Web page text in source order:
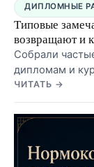
ДИПЛОМНЫЕ
Типовые
возвращают и
Собрали
дипломам и
нумерация,
и порядок
ЧИТАТЬ →